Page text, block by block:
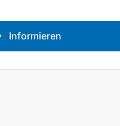
Informieren